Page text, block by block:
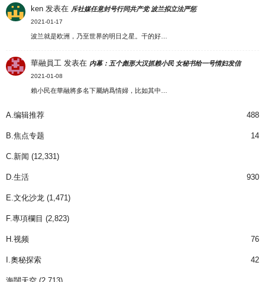
ken 发表在 斥社媒任意封号行同共产党 波兰拟立法严惩
2021-01-17
波兰就是欧洲，乃至世界的明日之星。干的好…
華融員工 发表在 内幕：五个彪形大汉抓赖小民 女秘书给一号情妇发信
2021-01-08
賴小民在華融將多名下屬納爲情婦，比如其中…
A.编辑推荐 488
B.焦点专题 14
C.新闻 (12,331)
D.生活 930
E.文化沙龙 (1,471)
F.專項欄目 (2,823)
H.视频 76
I.奧秘探索 42